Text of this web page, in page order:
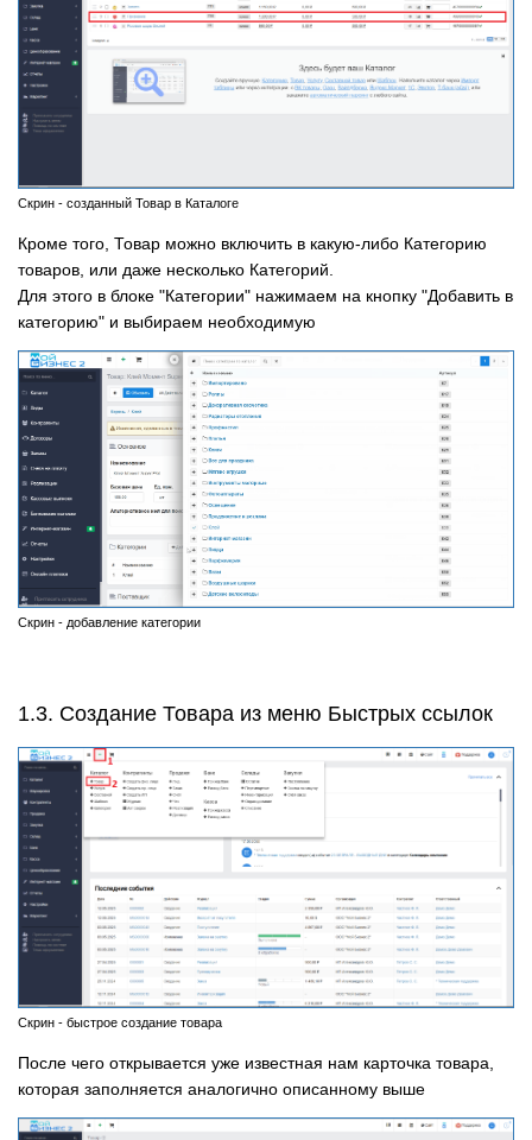
Скрин - созданный Товар в Каталоге
Кроме того, Товар можно включить в какую-либо Категорию
товаров, или даже несколько Категорий.
Для этого в блоке "Категории" нажимаем на кнопку "Добавить в
категорию" и выбираем необходимую
Скрин - добавление категории
1.3. Создание Товара из меню Быстрых ссылок
Скрин - быстрое создание товара
После чего открывается уже известная нам карточка товара,
которая заполняется аналогично описанному выше